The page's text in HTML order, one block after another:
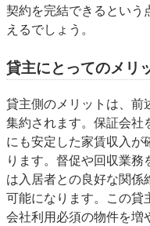
契約を完結できるという
えるでしょう。
貸主にとってのメリ
貸主側のメリットは、前
集約されます。保証会社
にも安定した家賃収入が
ります。督促や回収業
は入居者との良好な関係
可能になります。この貸
会社利用必須の物件を増